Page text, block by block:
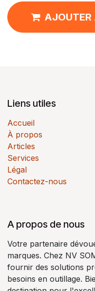
AJOUTER
Liens utiles
Accueil
À propos
Articles
Services
Légal
Contactez-nous
A propos de nous
Votre partenaire
marques. Chez NV
fournir des solutions
besoins en outillage.